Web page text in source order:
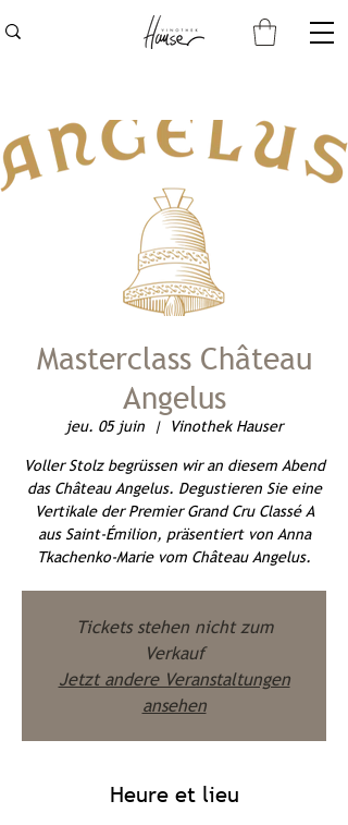
Masterclass Château
Angelus
jeu. 05 juin
  |
Vinothek Hauser
Voller Stolz begrüssen wir an diesem Abend
das Château Angelus. Degustieren Sie eine
Vertikale der Premier Grand Cru Classé A
aus Saint-Émilion, präsentiert von Anna
Tkachenko-Marie vom Château Angelus.
Tickets stehen nicht zum
Verkauf
Jetzt andere Veranstaltungen
ansehen
Heure et lieu